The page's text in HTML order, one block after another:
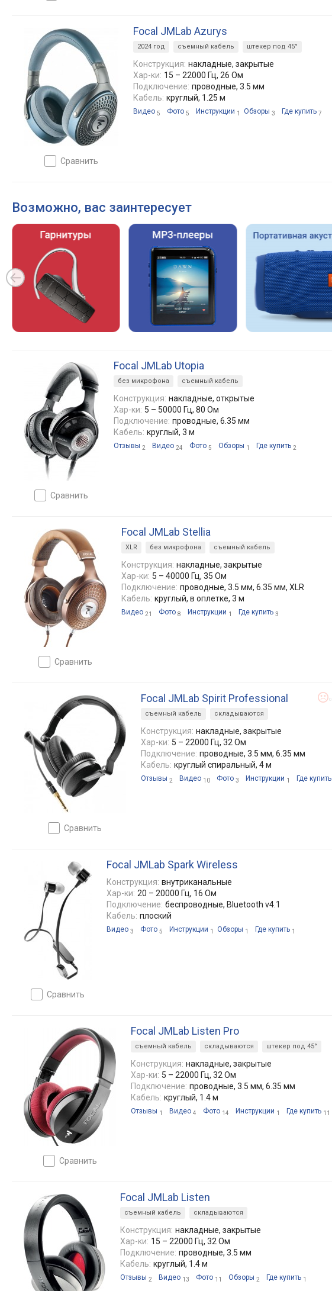
сравнить
Focal JMLab Azurys
2024 год съемный кабель штекер под 45°
Конструкция: накладные, закрытые
Хар-ки: 15 – 22000 Гц, 26 Ом
Подключение: проводные, 3.5 мм
Кабель: круглый, 1.25 м
Видео 5 Фото 5 Инструкции 1 Обзоры 3 Где купить 7
Возможно, вас заинтересует
сравнить
Focal JMLab Utopia
без микрофона съемный кабель
Конструкция: накладные, открытые
Хар-ки: 5 – 50000 Гц, 80 Ом
Подключение: проводные, 6.35 мм
Кабель: круглый, 3 м
Отзывы 2 Видео 24 Фото 5 Обзоры 1 Где купить 2
сравнить
Focal JMLab Stellia
XLR без микрофона съемный кабель
Конструкция: накладные, закрытые
Хар-ки: 5 – 40000 Гц, 35 Ом
Подключение: проводные, 3.5 мм, 6.35 мм, XLR
Кабель: круглый, в оплетке, 3 м
Видео 21 Фото 8 Инструкции 1 Где купить 3
сравнить
Focal JMLab Spirit Professional
съемный кабель складываются
Конструкция: накладные, закрытые
Хар-ки: 5 – 22000 Гц, 32 Ом
Подключение: проводные, 3.5 мм, 6.35 мм
Кабель: круглый спиральный, 4 м
Отзывы 2 Видео 10 Фото 3 Инструкции 1 Где купить
сравнить
Focal JMLab Spark Wireless
Конструкция: внутриканальные
Хар-ки: 20 – 20000 Гц, 16 Ом
Подключение: беспроводные, Bluetooth v4.1
Кабель: плоский
Видео 3 Фото 5 Инструкции 1 Обзоры 1 Где купить 1
сравнить
Focal JMLab Listen Pro
съемный кабель складываются штекер под 45°
Конструкция: накладные, закрытые
Хар-ки: 5 – 22000 Гц, 32 Ом
Подключение: проводные, 3.5 мм, 6.35 мм
Кабель: круглый, 1.4 м
Отзывы 1 Видео 4 Фото 14 Инструкции 1 Где купить 11
Focal JMLab Listen
съемный кабель складываются
Конструкция: накладные, закрытые
Хар-ки: 15 – 22000 Гц, 32 Ом
Подключение: проводные, 3.5 мм
Кабель: круглый, 1.4 м
Отзывы 2 Видео 13 Фото 11 Обзоры 2 Где купить 1